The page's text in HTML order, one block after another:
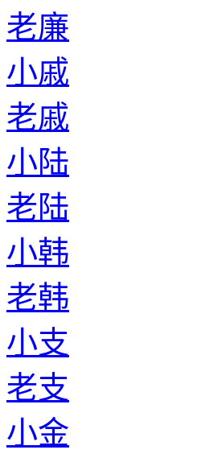
老廉
小戚
老戚
小陆
老陆
小韩
老韩
小支
老支
小金